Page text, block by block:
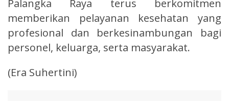
Palangka Raya terus berkomitmen
memberikan pelayanan kesehatan yang
profesional dan berkesinambungan bagi
personel, keluarga, serta masyarakat.
(Era Suhertini)